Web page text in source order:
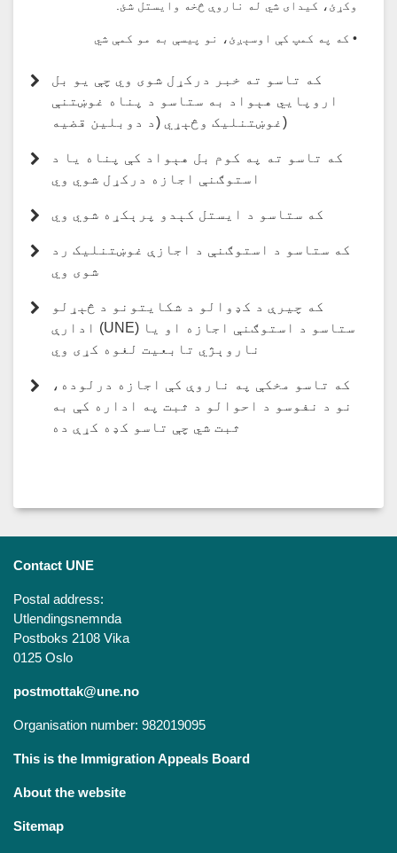
وکړئ، کیدای شي له ناروې څخه وایستل شئ.
• که په کمپ کې اوسېږئ، نو پیسې به مو کمې شي
که تاسو ته خبر درکړل شوی وي چې یو بل
اروپايي هېواد به ستاسو د پناه غوښتنې
غوښتنلیک وڅېړي (د دوبلین قضیه)
که تاسو ته په کوم بل هېواد کې پناه یا د
استوګنې اجازه درکړل شوي وي
که ستاسو د ایستل کېدو پرېکړه شوي وي
که ستاسو د استوګنې د اجازې غوښتنلیک رد
شوی وي
که چیرې د کډوالو د شکایتونو د څېړلو
ادارې (UNE) ستاسو د استوګنې اجازه او یا
ناروېژي تابعیت لغوه کړی وي
که تاسو مخکې په ناروې کې اجازه درلوده،
نو د نفوسو د احوالو د ثبت په اداره کې به
ثبت شي چې تاسو کډه کړې ده
Contact UNE
Postal address:
Utlendingsnemnda
Postboks 2108 Vika
0125 Oslo
postmottak@une.no
Organisation number: 982019095
This is the Immigration Appeals Board
About the website
Sitemap